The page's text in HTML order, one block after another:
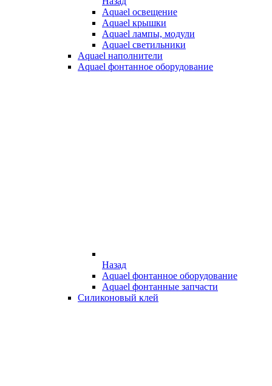
Aquael освещение
Aquael крышки
Aquael лампы, модули
Aquael светильники
Aquael наполнители
Aquael фонтанное оборудование
Назад
Aquael фонтанное оборудование
Aquael фонтанные запчасти
Силиконовый клей